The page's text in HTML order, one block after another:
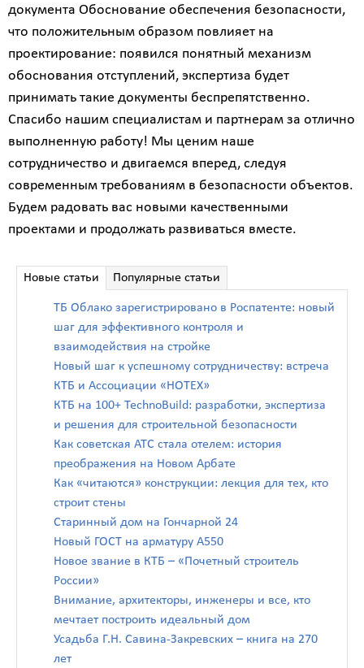
документа Обоснование обеспечения безопасности,
что положительным образом повлияет на
проектирование: появился понятный механизм
обоснования отступлений, экспертиза будет
принимать такие документы беспрепятственно.
Спасибо нашим специалистам и партнерам за отлично
выполненную работу! Мы ценим наше
сотрудничество и двигаемся вперед, следуя
современным требованиям в безопасности объектов.
Будем радовать вас новыми качественными
проектами и продолжать развиваться вместе.
Новые статьи Популярные статьи
ТБ Облако зарегистрировано в Роспатенте: новый
шаг для эффективного контроля и
взаимодействия на стройке
Новый шаг к успешному сотрудничеству: встреча
КТБ и Ассоциации «НОТЕХ»
КТБ на 100+ TechnoBuild: разработки, экспертиза
и решения для строительной безопасности
Как советская АТС стала отелем: история
преображения на Новом Арбате
Как «читаются» конструкции: лекция для тех, кто
строит стены
Старинный дом на Гончарной 24
Новый ГОСТ на арматуру А550
Новое звание в КТБ – «Почетный строитель
России»
Внимание, архитекторы, инженеры и все, кто
мечтает построить идеальный дом
Усадьба Г.Н. Савина-Закревских – книга на 270
лет